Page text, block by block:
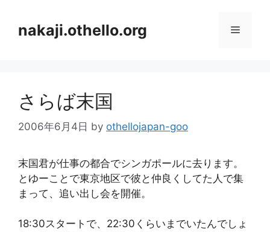
nakaji.othello.org メ
さらば末国
2006年6月4日 by othellojapan-goo
末国君が仕事の都合でシンガポールに去ります。
とゆーことで東京地区で彼と仲良くしてた人で集
まって、追い出し会を開催。
18:30スタートで、22:30くらいまでいたんでしょ